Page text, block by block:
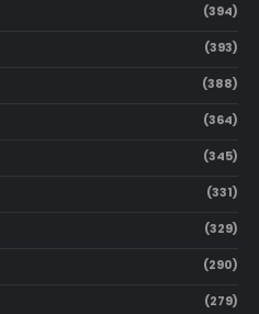
(394)
(393)
(388)
(364)
(345)
(331)
(329)
(290)
(279)